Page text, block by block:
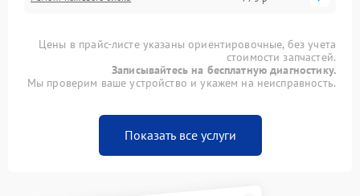
Цены в прайс-листе указаны ориентировочные, без учета
стоимости запчастей.
Записывайтесь на бесплатную диагностику.
Мы проверим ваше устройство и укажем на неисправность.
Показать все услуги